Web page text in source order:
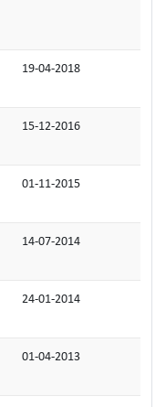
19-04-2018
15-12-2016
01-11-2015
14-07-2014
24-01-2014
01-04-2013